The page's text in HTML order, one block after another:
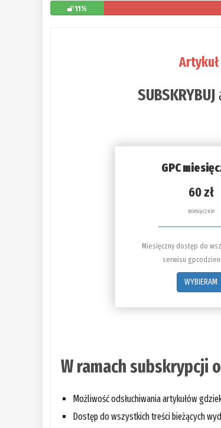
11%
SUBSKRYBUJ
GPC
60 zł
miesięcznie
Miesięczny dostęp do
serwisu
WYBIERAM
W ramach subskrypcji
Możliwość odsłuchiwania artykułów
Dostęp do wszystkich treści bieżących